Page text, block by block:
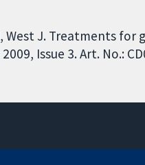
West J. Treatments
Issue 3. Art. No.: